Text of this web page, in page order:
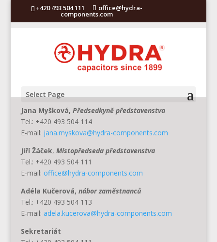
+420 493 504 111 office@hydra-
components.com
Select Page
Jana Myšková, Předsedkyně představenstva
Tel.: +420 493 504 114
E-mail: jana.myskova@hydra-components.com
Jiří Žáček, Místopředseda představenstva
Tel.: +420 493 504 111
E-mail: office@hydra-components.com
Adéla Kučerová, nábor zaměstnanců
Tel.: +420 493 504 113
E-mail: adela.kucerova@hydra-components.com
Sekretariát